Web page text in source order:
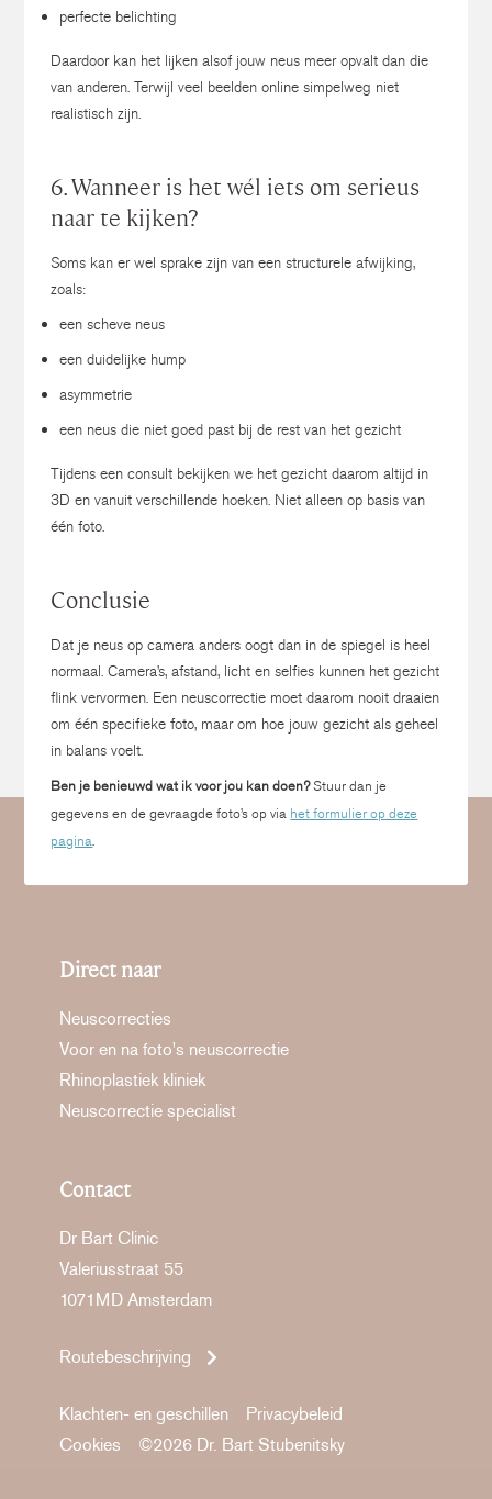
perfecte belichting
Daardoor kan het lijken alsof jouw neus meer opvalt dan die
van anderen.Terwijl veel beelden online simpelweg niet
realistisch zijn.
6. Wanneer is het wél iets om serieus
naar te kijken?
Soms kan er wel sprake zijn van een structurele afwijking,
zoals:
een scheve neus
een duidelijke hump
asymmetrie
een neus die niet goed past bij de rest van het gezicht
Tijdens een consult bekijken we het gezicht daarom altijd in
3D en vanuit verschillende hoeken. Niet alleen op basis van
één foto.
Conclusie
Dat je neus op camera anders oogt dan in de spiegel is heel
normaal.Camera’s, afstand, licht en selfies kunnen het gezicht
flink vervormen. Een neuscorrectie moet daarom nooit draaien
om één specifieke foto, maar om hoe jouw gezicht als geheel
in balans voelt.
Ben je benieuwd wat ik voor jou kan doen?Stuur dan je
gegevens en de gevraagde foto’s op via het formulier op deze
pagina.
Direct naar
Neuscorrecties
Voor en na foto's neuscorrectie
Rhinoplastiek kliniek
Neuscorrectie specialist
Contact
Dr Bart Clinic
Valeriusstraat 55
1071MD Amsterdam
Routebeschrijving
Klachten- en geschillen
Privacybeleid
Cookies
©2026 Dr. Bart Stubenitsky